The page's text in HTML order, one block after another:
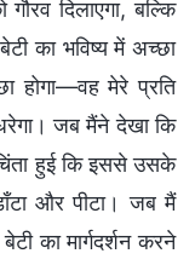
दिलाएगा, बल्कि
का भविष्य में अच्छा
होगा—वह मेरे प्रति
जब मैंने देखा कि
हुई कि इससे उसके
और पीटा। जब मैं
का मार्गदर्शन करने